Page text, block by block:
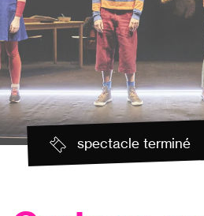
spectacle terminé